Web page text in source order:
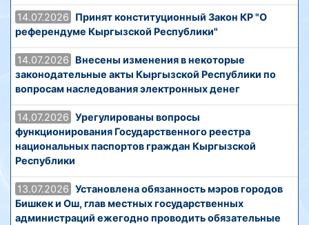
14.07.2026
Принят конституционный Закон КР "О
референдуме Кыргызской Республики"
14.07.2026
Внесены изменения в некоторые
законодательные акты Кыргызской Республики по
вопросам наследования электронных денег
14.07.2026 Урегулированы вопросы
функционирования Государственного реестра
национальных паспортов граждан Кыргызской
Республики
13.07.2026 Установлена обязанность мэров городов
Бишкек и Ош, глав местных государственных
администраций ежегодно проводить обязательные